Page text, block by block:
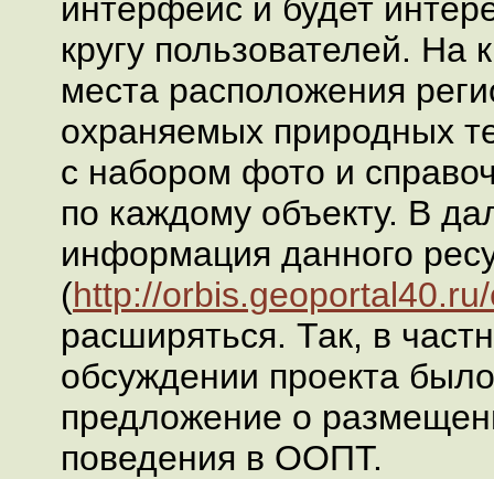
интерфейс и будет
кругу пользователей. На
места расположения
охраняемых природных
с набором фото и
по каждому объекту. В
информация данного
(http://
расширяться. Так, в
обсуждении проекта
предложение о
поведения в ООПТ.